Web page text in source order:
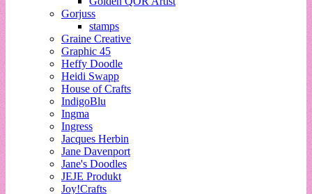
Gorjuss
stamps
Graine Creative
Graphic 45
Heffy Doodle
Heidi Swapp
House of Crafts
IndigoBlu
Ingma
Ingress
Jacques Herbin
Jane Davenport
Jane's Doodles
JEJE Produkt
Joy!Crafts